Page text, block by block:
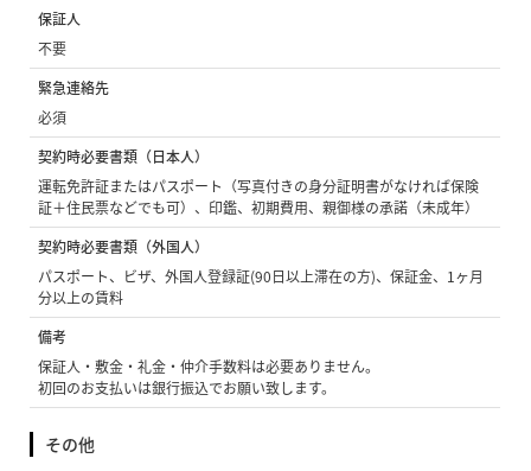
保証人
不要
緊急連絡先
必須
契約時必要書類（日本人）
運転免許証またはパスポート（写真付きの身分証明書がなければ保険
証＋住民票などでも可）、印鑑、初期費用、親御様の承諾（未成年）
契約時必要書類（外国人）
パスポート、ビザ、外国人登録証(90日以上滞在の方)、保証金、1ヶ月
分以上の賃料
備考
保証人・敷金・礼金・仲介手数料は必要ありません。
初回のお支払いは銀行振込でお願い致します。
その他